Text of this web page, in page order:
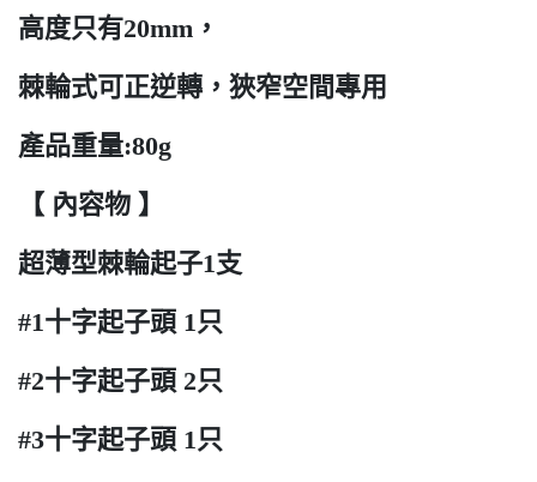
高度只有20mm，
棘輪式可正逆轉，狹窄空間專用
產品重量:80g
【 內容物 】
超薄型棘輪起子1支
#1十字起子頭 1只
#2十字起子頭 2只
#3十字起子頭 1只